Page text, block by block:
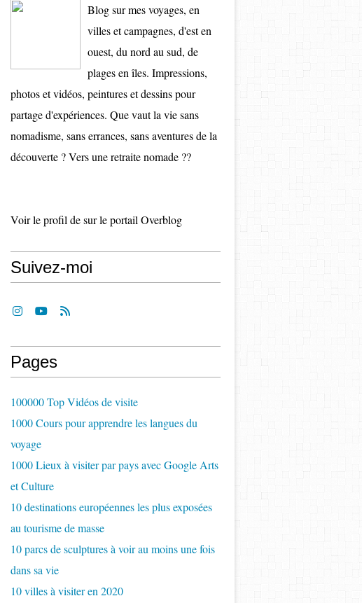
Blog sur mes voyages, en
villes et campagnes, d'est en
ouest, du nord au sud, de
plages en îles. Impressions,
photos et vidéos, peintures et dessins pour
partage d'expériences. Que vaut la vie sans
nomadisme, sans errances, sans aventures de la
découverte ? Vers une retraite nomade ??
Voir le profil desur le portail Overblog
Suivez-moi
Pages
100000 Top Vidéos de visite
1000 Cours pour apprendre les langues du
voyage
1000 Lieux à visiter par pays avec Google Arts
et Culture
10 destinations européennes les plus exposées
au tourisme de masse
10 parcs de sculptures à voir au moins une fois
dans sa vie
10 villes à visiter en 2020